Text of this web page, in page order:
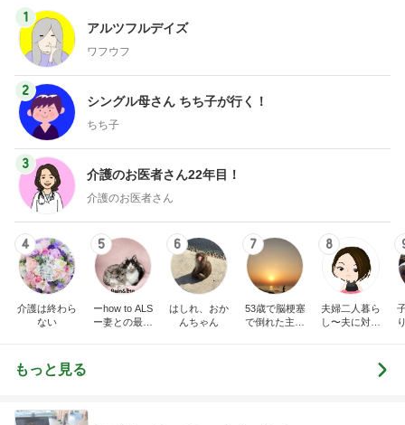
1
アルツフルデイズ
ワフウフ
2
シングル母さん ちち子が行く！
ちち子
3
介護のお医者さん22年目！
介護のお医者さん
4
介護は終わら
ない
5
ーhow to ALS
ー妻との最期
6
はしれ、おか
んちゃん
7
53歳で脳梗塞
で倒れた主人
8
夫婦二人暮ら
し〜夫に対す
もっと見る